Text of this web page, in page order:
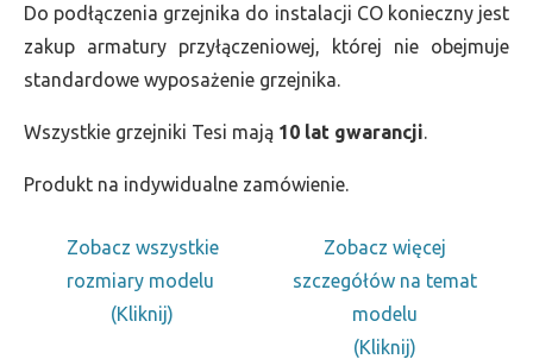
Do podłączenia grzejnika do instalacji CO konieczny jest
zakup armatury przyłączeniowej, której nie obejmuje
standardowe wyposażenie grzejnika.
Wszystkie grzejniki Tesi mają 10 lat gwarancji.
Produkt na indywidualne zamówienie.
Zobacz wszystkie
rozmiary modelu
(Kliknij)
Zobacz więcej
szczegółów na temat
modelu
(Kliknij)